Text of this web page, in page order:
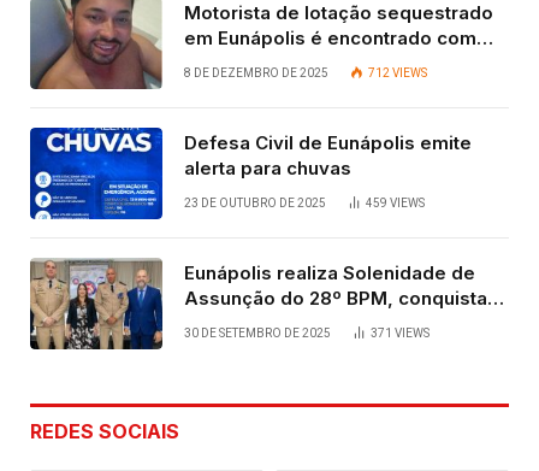
Motorista de lotação sequestrado
em Eunápolis é encontrado com
vida após quatro dias.
8 DE DEZEMBRO DE 2025 712 VIEWS
Defesa Civil de Eunápolis emite
alerta para chuvas
23 DE OUTUBRO DE 2025 459 VIEWS
Eunápolis realiza Solenidade de
Assunção do 28º BPM, conquista
viabilizada por articulação política
30 DE SETEMBRO DE 2025 371 VIEWS
REDES SOCIAIS